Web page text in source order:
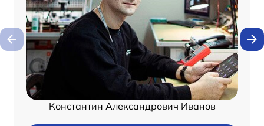
Константин Александрович Иванов